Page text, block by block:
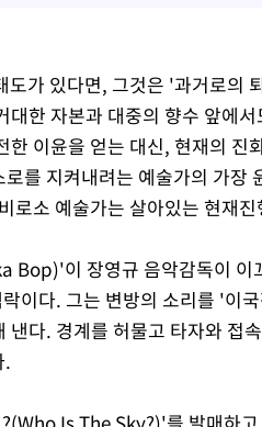
도가 있다면, 그것은 '과거로의
한 자본과 대중의 향수 앞에
이윤을 얻는 대신, 현재의 진
를 지켜내려는 예술가의 가장
로소 예술가는 살아있는 현재
Bop)'이 장영규 음악감독이 이
이다. 그는 변방의 소리를 '이
다. 경계를 허물고 타자와 접
.